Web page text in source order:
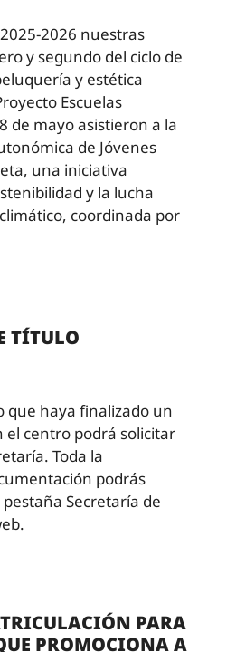
2026 nuestras
y segundo del ciclo de
y estética
Escuelas
de mayo asistieron a la
de Jóvenes
una iniciativa
y la lucha
coordinada por
TÍTULO
que haya finalizado un
el centro podrá solicitar
Toda la
podrás
Secretaría de
PARA
PROMOCIONA A